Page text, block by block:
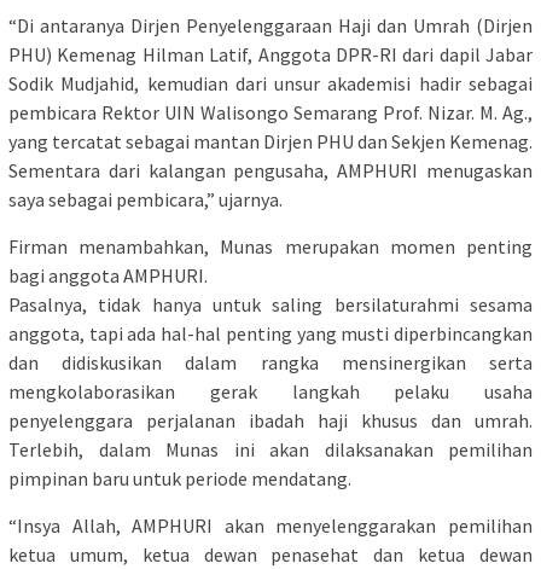
“Di antaranya Dirjen Penyelenggaraan Haji dan Umrah (Dirjen
PHU) Kemenag Hilman Latif, Anggota DPR-RI dari dapil Jabar
Sodik Mudjahid, kemudian dari unsur akademisi hadir sebagai
pembicara Rektor UIN Walisongo Semarang Prof. Nizar. M. Ag.,
yang tercatat sebagai mantan Dirjen PHU dan Sekjen Kemenag.
Sementara dari kalangan pengusaha, AMPHURI menugaskan
saya sebagai pembicara,” ujarnya.
Firman menambahkan, Munas merupakan momen penting
bagi anggota AMPHURI.
Pasalnya, tidak hanya untuk saling bersilaturahmi sesama
anggota, tapi ada hal-hal penting yang musti diperbincangkan
dan didiskusikan dalam rangka mensinergikan serta
mengkolaborasikan gerak langkah pelaku usaha
penyelenggara perjalanan ibadah haji khusus dan umrah.
Terlebih, dalam Munas ini akan dilaksanakan pemilihan
pimpinan baru untuk periode mendatang.
“Insya Allah, AMPHURI akan menyelenggarakan pemilihan
ketua umum, ketua dewan penasehat dan ketua dewan